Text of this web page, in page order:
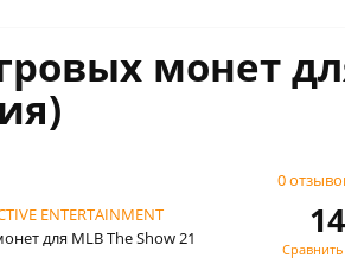
монет
0
ENTERTAINMENT
для MLB The Show 21